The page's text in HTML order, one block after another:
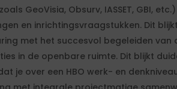
GeoVisia, Obsurv, IASSET, GBI,
en inrichtingsvraagstukken. Dit
met het succesvol begeleiden
in de openbare ruimte. Dit blijkt
je over een HBO werk- en